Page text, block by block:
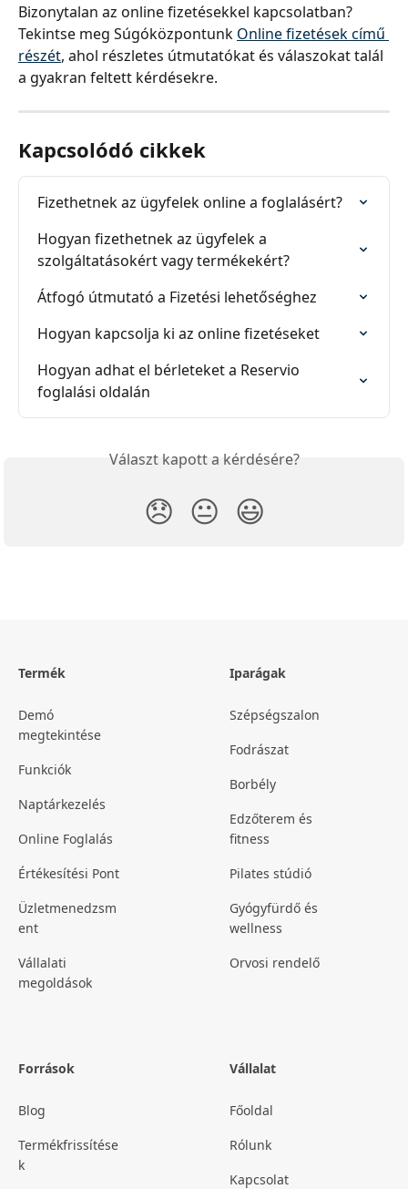
Bizonytalan az online fizetésekkel kapcsolatban?
Tekintse meg Súgóközpontunk Online fizetések című
részét, ahol részletes útmutatókat és válaszokat talál
a gyakran feltett kérdésekre.
Kapcsolódó cikkek
Fizethetnek az ügyfelek online a foglalásért?
Hogyan fizethetnek az ügyfelek a
szolgáltatásokért vagy termékekért?
Átfogó útmutató a Fizetési lehetőséghez
Hogyan kapcsolja ki az online fizetéseket
Hogyan adhat el bérleteket a Reservio
foglalási oldalán
Választ kapott a kérdésére?
😞 😐 😃
Termék
Demó
megtekintése
Funkciók
Naptárkezelés
Online Foglalás
Értékesítési Pont
Üzletmenedzsm
ent
Vállalati
megoldások
Iparágak
Szépségszalon
Fodrászat
Borbély
Edzőterem és
fitness
Pilates stúdió
Gyógyfürdő és
wellness
Orvosi rendelő
Források
Blog
Termékfrissítése
k
Vállalat
Főoldal
Rólunk
Kapcsolat